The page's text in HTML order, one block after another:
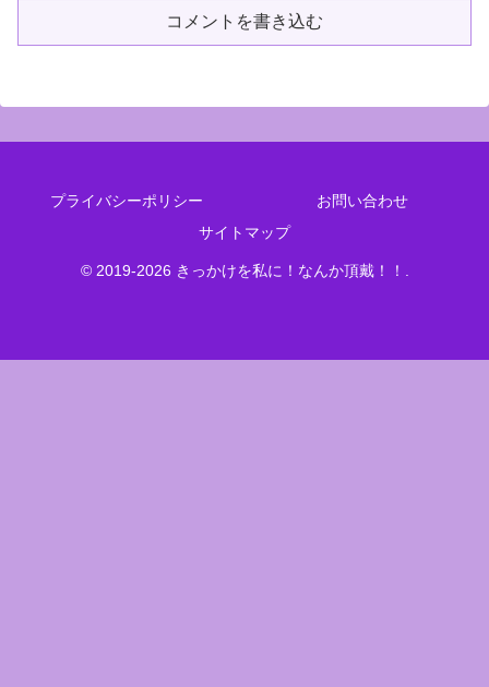
コメントを書き込む
プライバシーポリシー
お問い合わせ
サイトマップ
© 2019-2026 きっかけを私に！なんか頂戴！！.